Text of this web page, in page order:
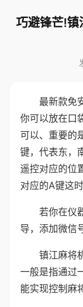
巧避锋芒!镇
最新款免
你可以放在口
可以、重要的
键，代表东，
遥控对应的位
对应的A键这
若你在仪
导，添加微信
镇江麻将
一般是指通过
能实现控制麻